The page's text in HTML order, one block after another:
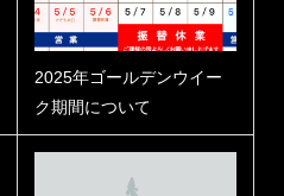
2025年ゴールデンウイー
ク期間について